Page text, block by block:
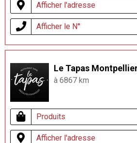
Afficher l'adresse
Afficher le N°
Le Tapas
à 6867 km
Produits
Afficher l'adresse